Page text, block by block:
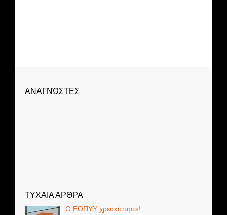
ΑΝΑΓΝΏΣΤΕΣ
ΤΥΧΑΙΑ ΑΡΘΡΑ
Ο ΕΟΠΥΥ χρεοκόπησε!